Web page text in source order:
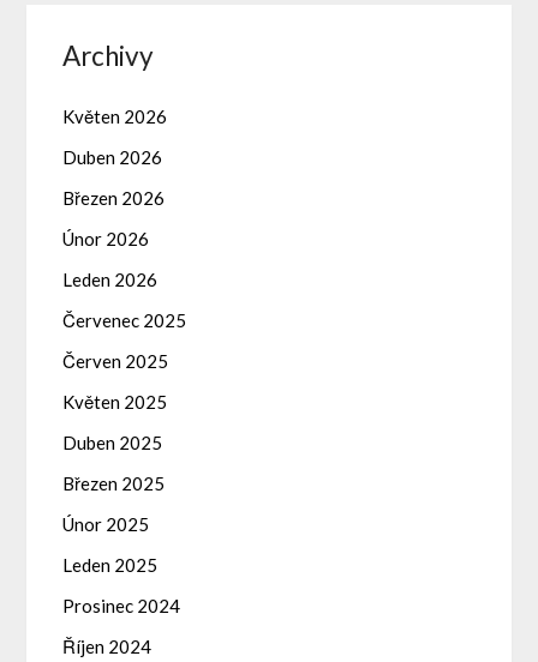
Archivy
Květen 2026
Duben 2026
Březen 2026
Únor 2026
Leden 2026
Červenec 2025
Červen 2025
Květen 2025
Duben 2025
Březen 2025
Únor 2025
Leden 2025
Prosinec 2024
Říjen 2024